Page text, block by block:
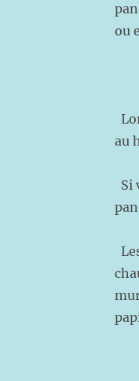
ou
au
Si